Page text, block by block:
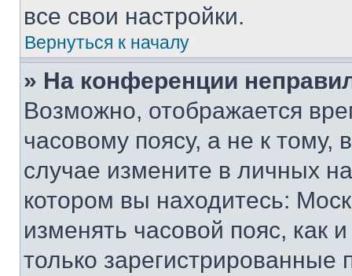
все свои настройки.
Вернуться к началу
» На конференции
Возможно, отображается
часовому поясу, а не к тому,
случае измените в личных
котором вы находитесь:
изменять часовой пояс, как
только